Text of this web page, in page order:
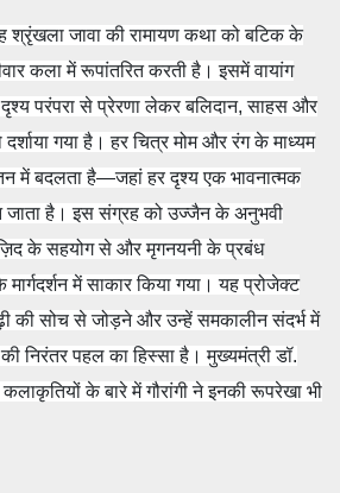
श्रृंखला जावा की रामायण कथा को बटिक के
कला में रूपांतरित करती है। इसमें वायांग
परंपरा से प्रेरणा लेकर बलिदान, साहस और
गया है। हर चित्र मोम और रंग के माध्यम
में बदलता है—जहां हर दृश्य एक भावनात्मक
है। इस संग्रह को उज्जैन के अनुभवी
के सहयोग से और मृगनयनी के प्रबंध
में साकार किया गया। यह प्रोजेक्ट
की सोच से जोड़ने और उन्हें समकालीन संदर्भ में
निरंतर पहल का हिस्सा है। मुख्यमंत्री डॉ.
के बारे में गौरांगी ने इनकी रूपरेखा भी